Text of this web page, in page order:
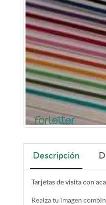
Descripción
Tarjetas de visita con
Realza tu imagen